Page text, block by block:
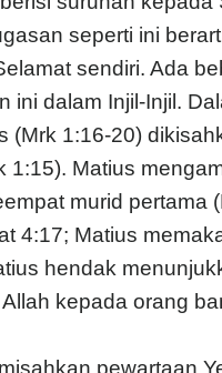
seperti ini
sendiri. Ada
ini dalam Injil-Injil.
(Mrk 1:16-20)
1:15). Matius
murid pertama
4:17; Matius
hendak
kepada orang
pewartaan